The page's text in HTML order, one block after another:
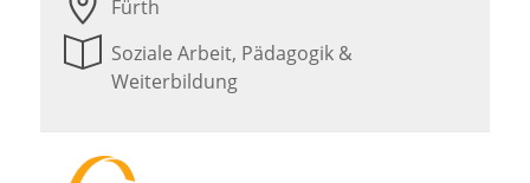
Fürth
Soziale Arbeit, Pädagogik &
Weiterbildung